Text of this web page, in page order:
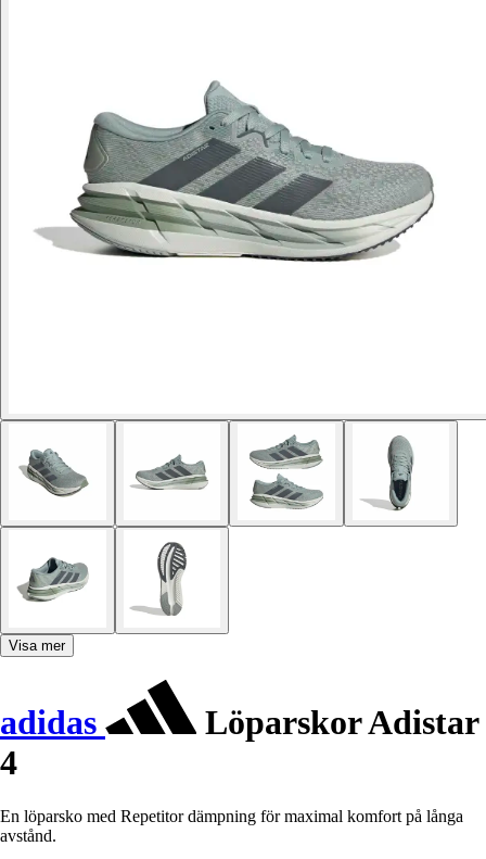
Visa mer
adidas
Löparskor Adistar
4
En löparsko med Repetitor dämpning för maximal komfort på långa
avstånd.